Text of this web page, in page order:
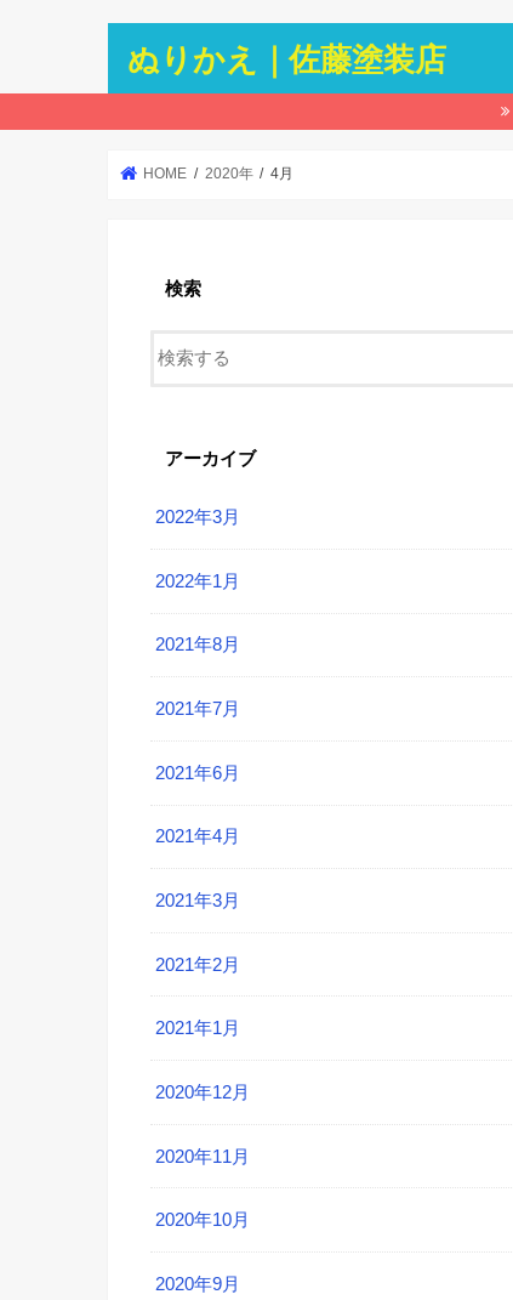
ぬりかえ｜佐藤塗装店
HOME 2020年 4月
検索
アーカイブ
2022年3月
2022年1月
2021年8月
2021年7月
2021年6月
2021年4月
2021年3月
2021年2月
2021年1月
2020年12月
2020年11月
2020年10月
2020年9月